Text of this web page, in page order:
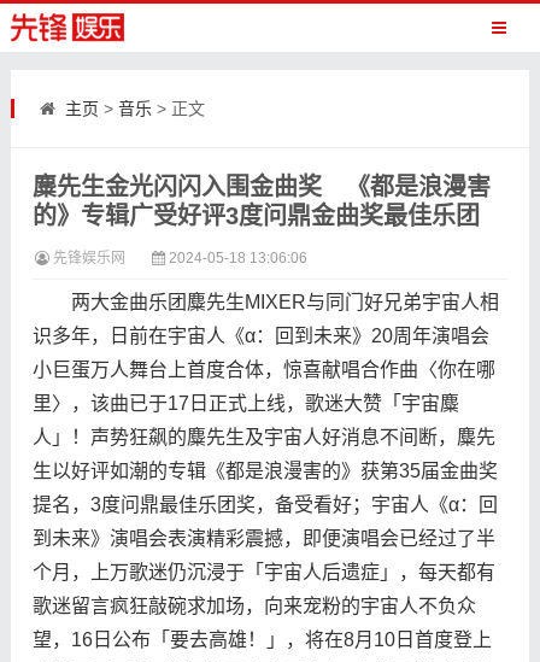
主页 > 音乐 > 正文
麋先生金光闪闪入围金曲奖 《都是浪漫害
的》专辑广受好评3度问鼎金曲奖最佳乐团
先锋娱乐网 2024-05-18 13:06:06
两大金曲乐团麋先生MIXER与同门好兄弟宇宙人相
识多年，日前在宇宙人《α：回到未来》20周年演唱会
小巨蛋万人舞台上首度合体，惊喜献唱合作曲〈你在哪
里〉，该曲已于17日正式上线，歌迷大赞「宇宙麋
人」！声势狂飙的麋先生及宇宙人好消息不间断，麋先
生以好评如潮的专辑《都是浪漫害的》获第35届金曲奖
提名，3度问鼎最佳乐团奖，备受看好；宇宙人《α：回
到未来》演唱会表演精彩震撼，即便演唱会已经过了半
个月，上万歌迷仍沉浸于「宇宙人后遗症」，每天都有
歌迷留言疯狂敲碗求加场，向来宠粉的宇宙人不负众
望，16日公布「要去高雄！」，将在8月10日首度登上